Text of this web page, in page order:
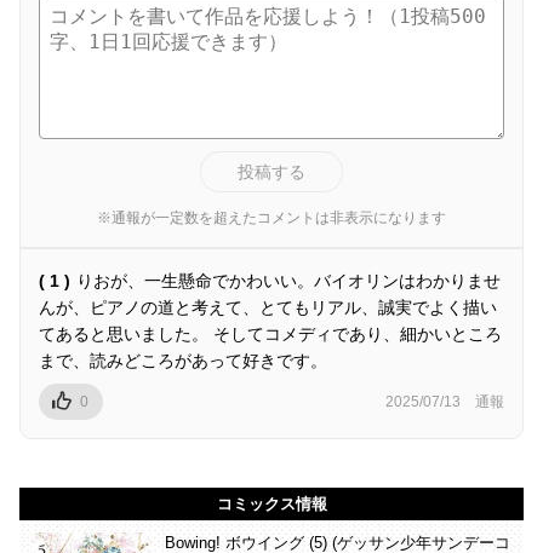
投稿する
※通報が一定数を超えたコメントは非表示になります
( 1 ) りおが、一生懸命でかわいい。バイオリンはわかりませ
んが、ピアノの道と考えて、とてもリアル、誠実でよく描い
てあると思いました。 そしてコメディであり、細かいところ
まで、読みどころがあって好きです。
0 2025/07/13 通報
コミックス情報
Bowing! ボウイング (5) (ゲッサン少年サンデーコ